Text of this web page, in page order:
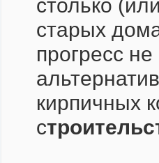
столько
старых
прогресс
кирпичных
с